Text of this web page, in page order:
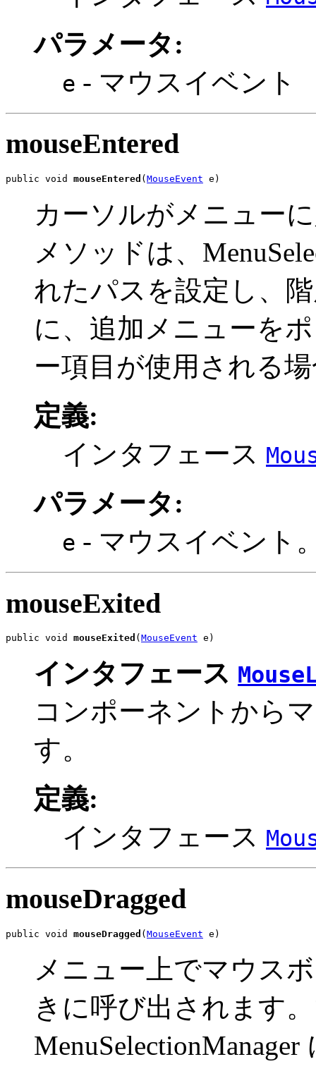
パラメータ:
e - マウスイベント
mouseEntered
public void mouseEntered ( MouseEvent e)
カーソルがメニュー
メソッドは、
れたパスを設定し、
に、追加メニューを
ー項目が使用される
定義:
インタフェース
パラメータ:
e - マウスイベント
mouseExited
public void mouseExited ( MouseEvent e)
インタフェース
コンポーネントから
す。
定義:
インタフェース
mouseDragged
public void mouseDragged ( MouseEvent e)
メニュー上でマウス
きに呼び出されます